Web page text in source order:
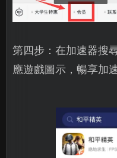
第四步：在加速器搜
應遊戲圖示，暢享加